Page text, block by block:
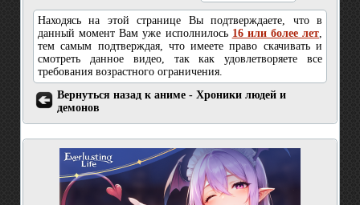
Находясь на этой странице Вы подтверждаете, что в
данный момент Вам уже исполнилось 16 или более лет,
тем самым подтверждая, что имеете право скачивать и
смотреть данное видео, так как удовлетворяете все
требования возрастного ограничения.
Вернуться назад к аниме - Хроники людей и
демонов